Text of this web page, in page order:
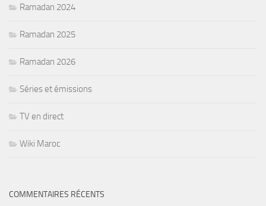
Ramadan 2024
Ramadan 2025
Ramadan 2026
Séries et émissions
TV en direct
Wiki Maroc
COMMENTAIRES RÉCENTS